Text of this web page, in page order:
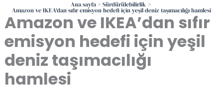
Ana sayfa Sürdürülebilirlik
Amazon ve IKEA’dan sıfır emisyon hedefi için yeşil deniz taşımacılığı hamlesi
Amazon ve IKEA’dan sıfır
emisyon hedefi için yeşil
deniz taşımacılığı
hamlesi